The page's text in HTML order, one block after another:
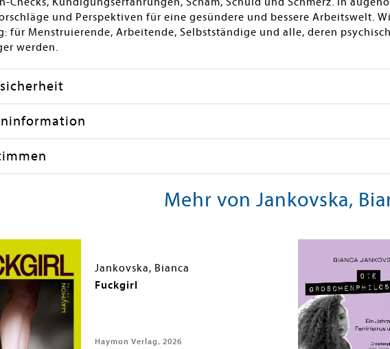
und Perspektiven für eine gesündere und bessere Arbeitswelt.
für Menstruierende, Arbeitende, Selbstständige und alle, deren
werden.
Mehr von Jankovska,
Jankovska, Bianca
Fuckgirl
Haymon Verlag, 2026